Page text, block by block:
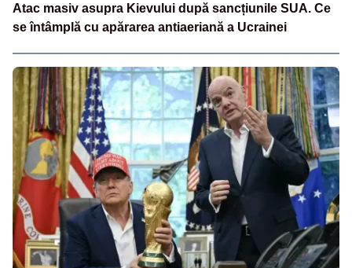
Atac masiv asupra Kievului după sancțiunile SUA. Ce
se întâmplă cu apărarea antiaeriană a Ucrainei